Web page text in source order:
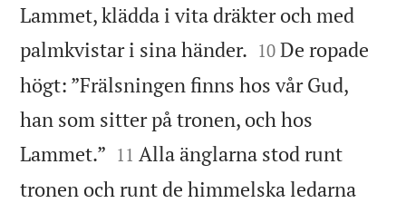
Lammet, klädda i vita dräkter och med
palmkvistar i sina händer. 

10 De ropade
högt: ”Frälsningen finns hos vår Gud,
han som sitter på tronen, och hos
Lammet.” 

11 Alla änglarna stod runt
tronen och runt de himmelska ledarna